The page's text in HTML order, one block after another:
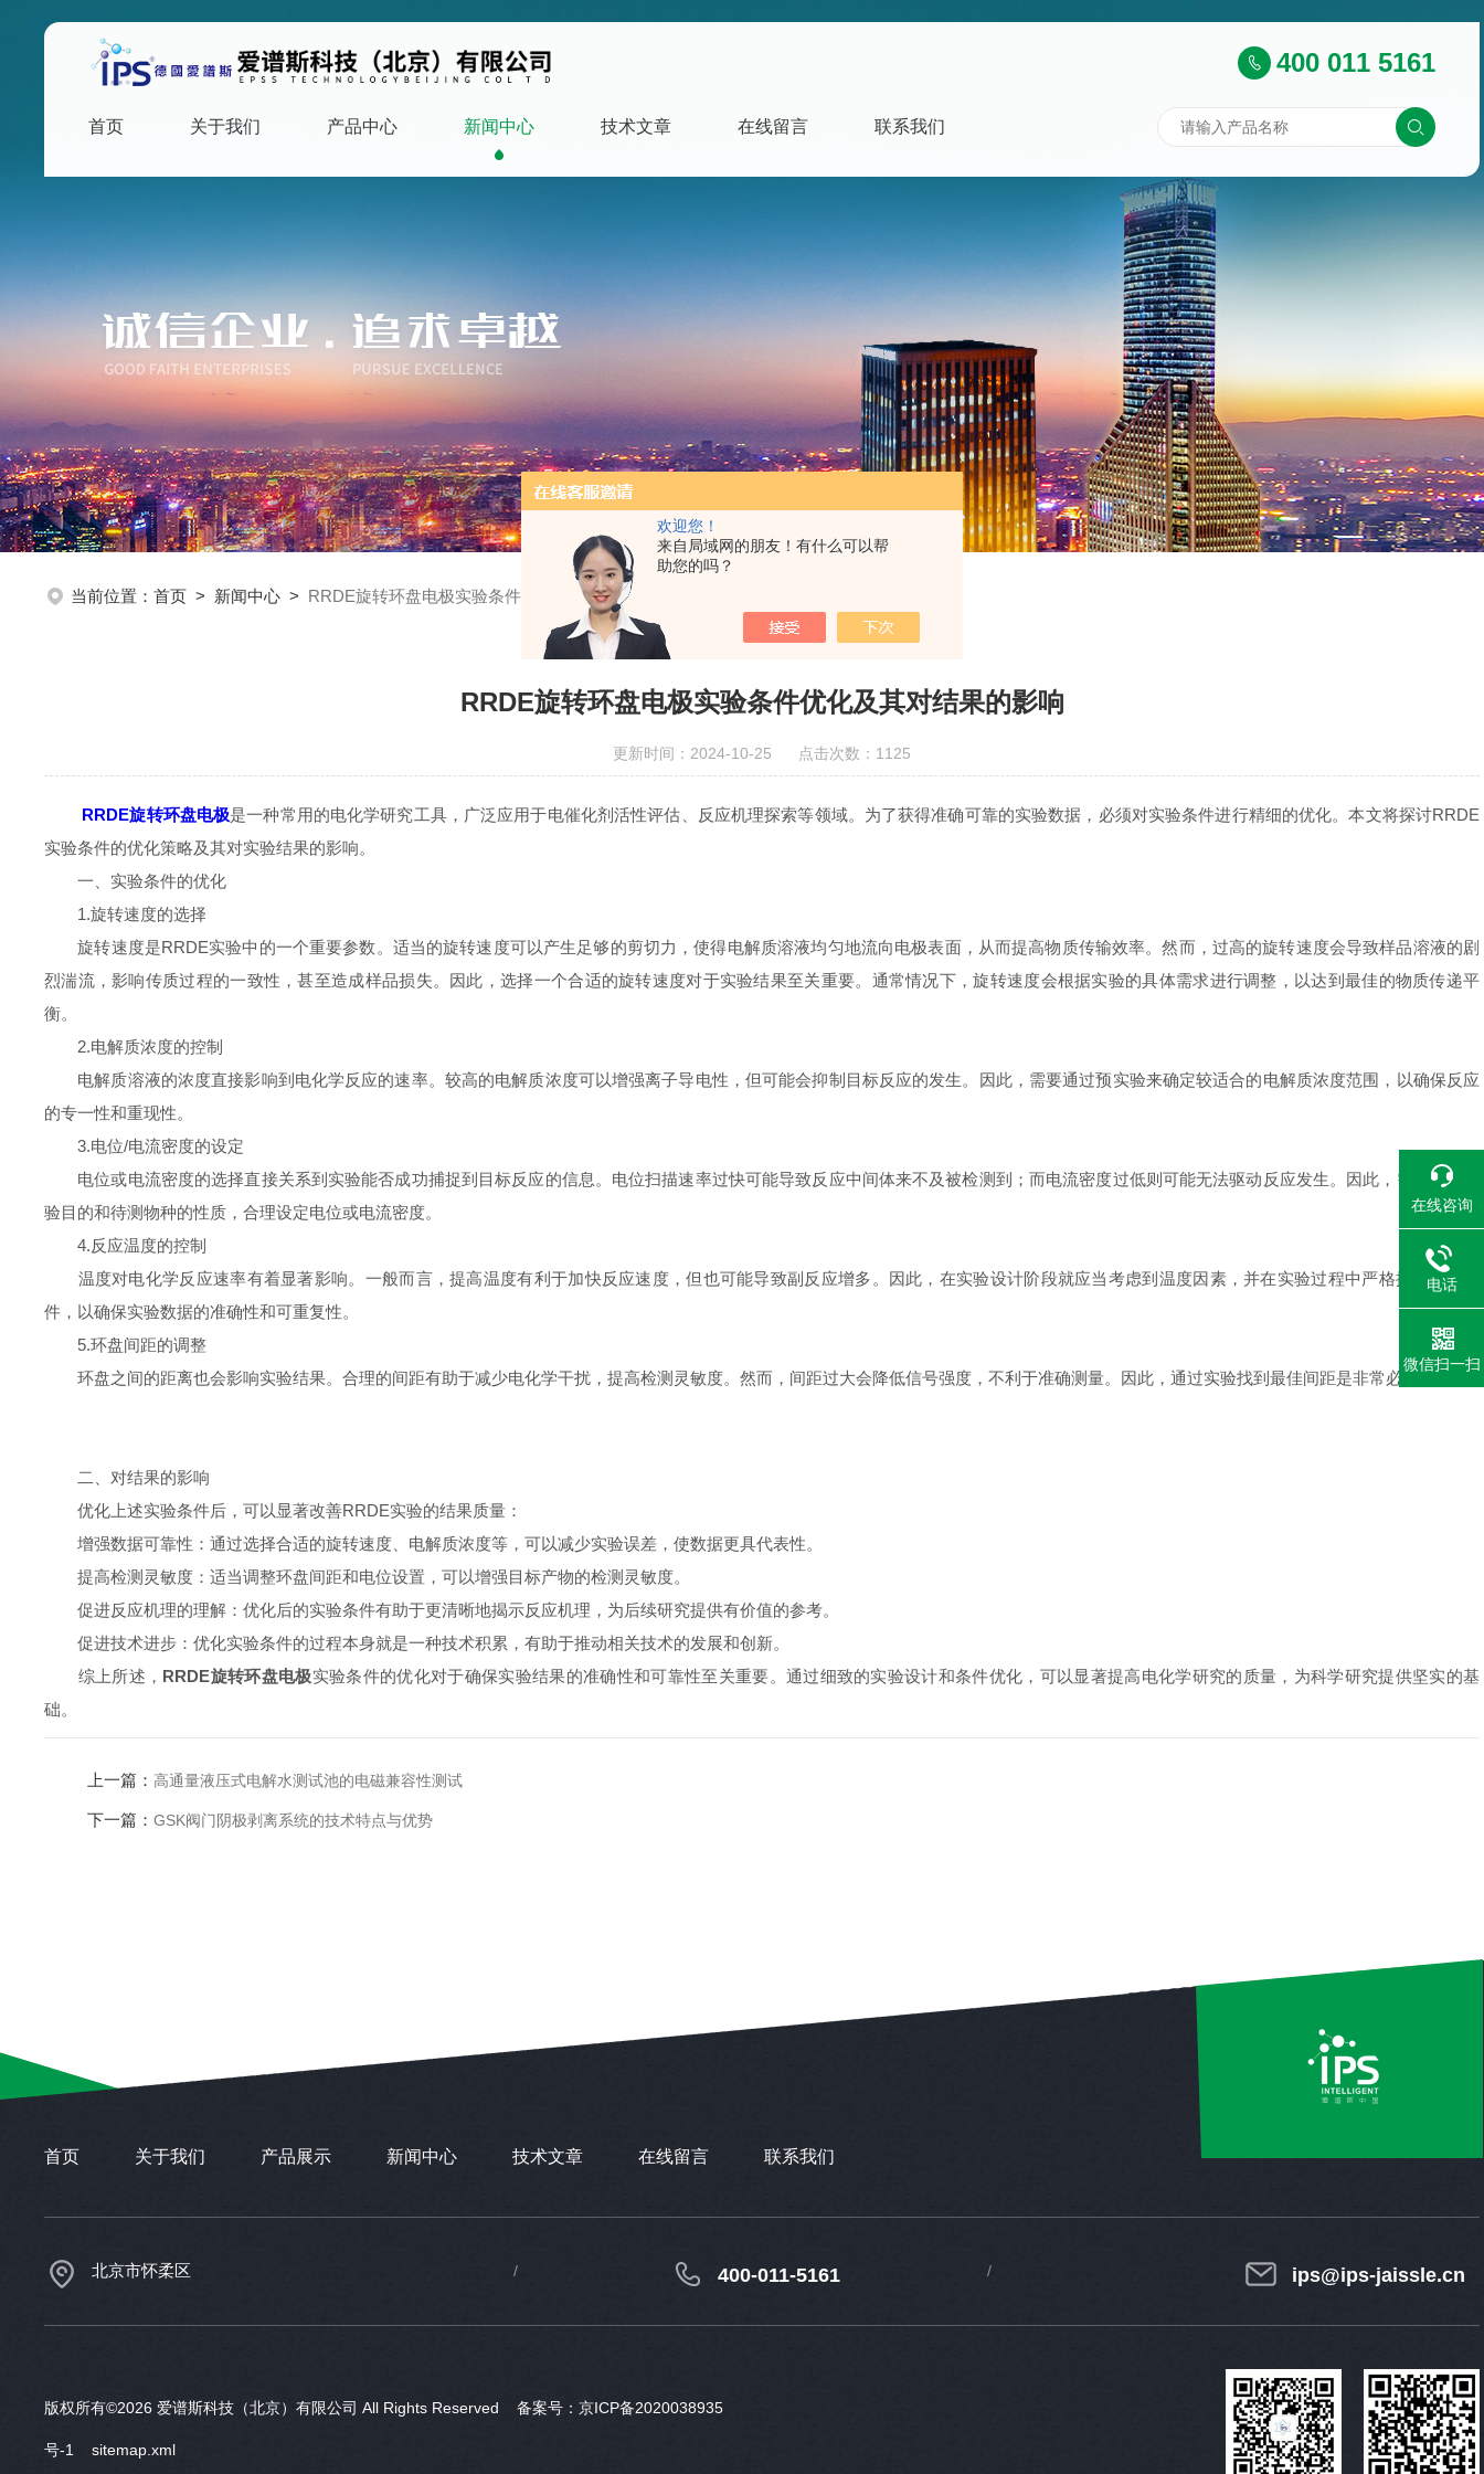
欢迎您！
来自局域网的朋友！有什么可以帮
助您的吗？
400 011 5161
首页 关于我们 产品中心 新闻中心 技术文章 在线留言 联系我们
当前位置： 首页 > 新闻中心 > RRDE旋转环盘电极实验条件优化及其对结果的影响
RRDE旋转环盘电极实验条件优化及其对结果的影响
更新时间：2024-10-25 点击次数：1125
RRDE旋转环盘电极是一种常用的电化学研究工具，广泛应用于电催化剂活性评估、反应机理探索等领域。为了获得准确可靠的实验数据，必须对实验条件进行精细的优化。本文将探讨RRDE
实验条件的优化策略及其对实验结果的影响。
一、实验条件的优化
1.旋转速度的选择
旋转速度是RRDE实验中的一个重要参数。适当的旋转速度可以产生足够的剪切力，使得电解质溶液均匀地流向电极表面，从而提高物质传输效率。然而，过高的旋转速度会导致样品溶液的剧
烈湍流，影响传质过程的一致性，甚至造成样品损失。因此，选择一个合适的旋转速度对于实验结果至关重要。通常情况下，旋转速度会根据实验的具体需求进行调整，以达到最佳的物质传递平
衡。
2.电解质浓度的控制
电解质溶液的浓度直接影响到电化学反应的速率。较高的电解质浓度可以增强离子导电性，但可能会抑制目标反应的发生。因此，需要通过预实验来确定较适合的电解质浓度范围，以确保反应
的专一性和重现性。
3.电位/电流密度的设定
电位或电流密度的选择直接关系到实验能否成功捕捉到目标反应的信息。电位扫描速率过快可能导致反应中间体来不及被检测到；而电流密度过低则可能无法驱动反应发生。因此，需要根据实
验目的和待测物种的性质，合理设定电位或电流密度。
4.反应温度的控制
温度对电化学反应速率有着显著影响。一般而言，提高温度有利于加快反应速度，但也可能导致副反应增多。因此，在实验设计阶段就应当考虑到温度因素，并在实验过程中严格控制温度条
件，以确保实验数据的准确性和可重复性。
5.环盘间距的调整
环盘之间的距离也会影响实验结果。合理的间距有助于减少电化学干扰，提高检测灵敏度。然而，间距过大会降低信号强度，不利于准确测量。因此，通过实验找到最佳间距是非常必要的。
二、对结果的影响
优化上述实验条件后，可以显著改善RRDE实验的结果质量：
增强数据可靠性：通过选择合适的旋转速度、电解质浓度等，可以减少实验误差，使数据更具代表性。
提高检测灵敏度：适当调整环盘间距和电位设置，可以增强目标产物的检测灵敏度。
促进反应机理的理解：优化后的实验条件有助于更清晰地揭示反应机理，为后续研究提供有价值的参考。
促进技术进步：优化实验条件的过程本身就是一种技术积累，有助于推动相关技术的发展和创新。
综上所述， RRDE旋转环盘电极实验条件的优化对于确保实验结果的准确性和可靠性至关重要。通过细致的实验设计和条件优化，可以显著提高电化学研究的质量，为科学研究提供坚实的基
础。
上一篇： 高通量液压式电解水测试池的电磁兼容性测试
下一篇： GSK阀门阴极剥离系统的技术特点与优势
首页 关于我们 产品展示 新闻中心 技术文章 在线留言 联系我们
北京市怀柔区 400-011-5161 ips@ips-jaissle.cn
版权所有©2026 爱谱斯科技（北京）有限公司 All Rights Reserved 备案号：京ICP备2020038935
号-1 sitemap.xml
在线咨询
电话
微信扫一扫